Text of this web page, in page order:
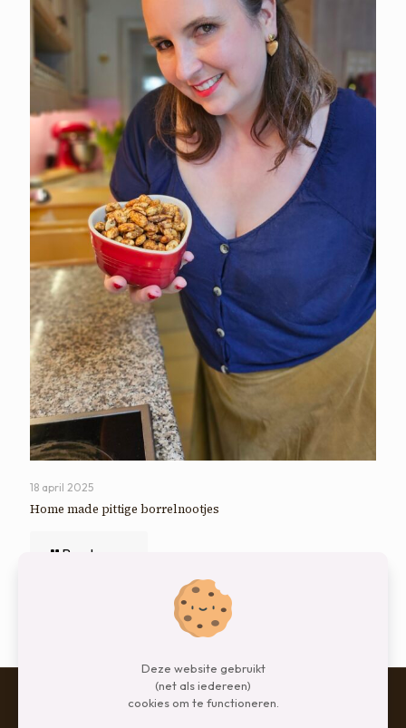
18 april 2025
Home made pittige borrelnootjes
Read more
Deze website gebruikt
(net als iedereen)
cookies om te functioneren.